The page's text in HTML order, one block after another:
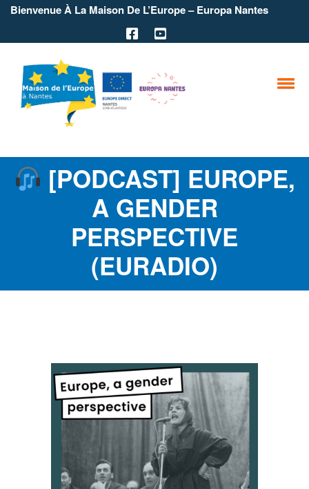
Bienvenue À La Maison De L’Europe – Europa Nantes
[PODCAST] EUROPE,
A GENDER
PERSPECTIVE
(EURADIO)